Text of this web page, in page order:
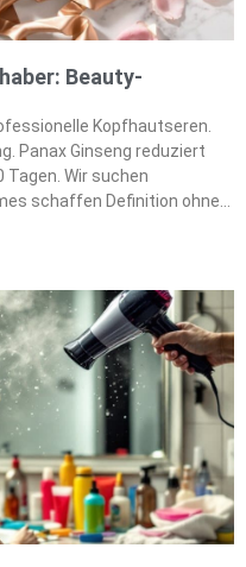
Beauty-
Kopfhautseren.
Panax Ginseng reduziert
Tagen. Wir suchen
schaffen Definition ohne
multifunktionale Öle.
Argan-Jojoba-Öle mit
bieten Salon-
tägliche Routinen in roter-
die begehrtesten
Diese
Haarpflege-Erlebnis auf